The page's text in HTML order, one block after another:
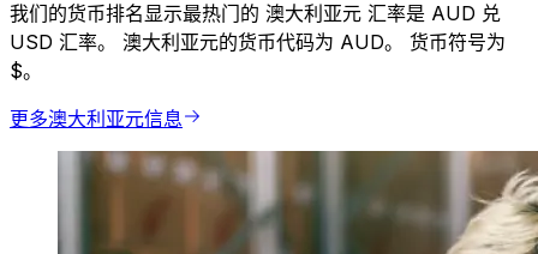
我们的货币排名显示最热门的 澳大利亚元 汇率是 AUD 兑
USD 汇率。 澳大利亚元的货币代码为 AUD。 货币符号为
$。
更多澳大利亚元信息